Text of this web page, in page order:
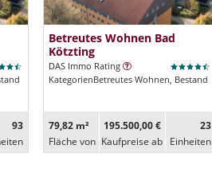
93
Betreutes Wohnen Bad
Kötzting
DAS Immo Rating
KategorienBetreutes Wohnen, Bestand
79,82 m²
Fläche von
195.500,00 €
Kaufpreise ab
23
Ein­heiten